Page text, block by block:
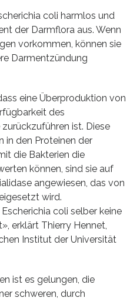
coli harmlos und
der Darmflora aus. Wenn
vorkommen, können sie
Darmentzündung
eine Überproduktion von
des
ist. Diese
in den Proteinen der
die Bakterien die
können, sind sie auf
angewiesen, das von
wird.
coli selber keine
erklärt Thierry Hennet,
Institut der Universität
ist es gelungen, die
schweren, durch